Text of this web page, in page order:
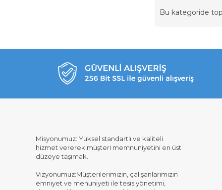
Bu kategoride
Misyonumuz: Yüksel standartlı ve kaliteli
hizmet vererek müşteri memnuniyetini en üst
düzeye taşımak.
Vizyonumuz:Müşterilerimizin, çalışanlarımızın
emniyet ve menuniyeti ile tesis yönetimi,